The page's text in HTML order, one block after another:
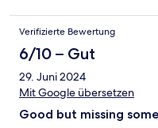
Verifizierte Bewertung
6/10 – Gut
29. Juni 2024
Mit Google übersetzen
Good but missing